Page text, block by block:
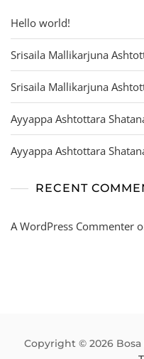
Hello world!
Srisaila Mallikarjuna
Srisaila Mallikarjuna
Ayyappa Ashtottara
Ayyappa Ashtottara
RECENT
A WordPress Commenter
Copyright © 2026